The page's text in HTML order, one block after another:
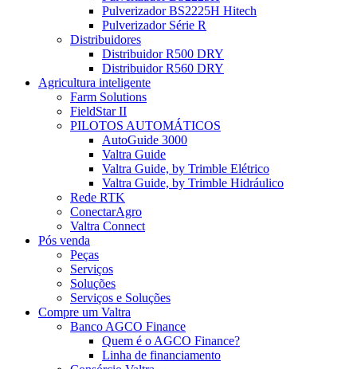
Pulverizador BS2225H Hitech
Pulverizador Série R
Distribuidores
Distribuidor R500 DRY
Distribuidor R560 DRY
Agricultura inteligente
Farm Solutions
FieldStar II
PILOTOS AUTOMÁTICOS
AutoGuide 3000
Valtra Guide
Valtra Guide, by Trimble Elétrico
Valtra Guide, by Trimble Hidráulico
Rede RTK
ConectarAgro
Valtra Connect
Pós venda
Peças
Serviços
Soluções
Serviços e Soluções
Compre um Valtra
Banco AGCO Finance
Quem é o AGCO Finance?
Linha de financiamento